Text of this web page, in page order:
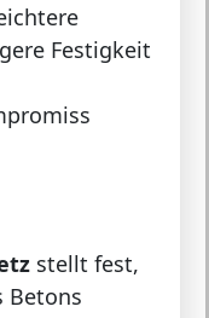
Festigkeit
stellt fest,
Betons